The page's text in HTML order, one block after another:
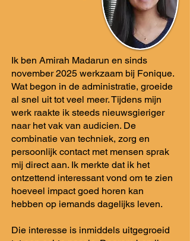
Ik ben Amirah Madarun en sinds
november 2025 werkzaam bij Fonique.
Wat begon in de administratie, groeide
al snel uit tot veel meer. Tijdens mijn
werk raakte ik steeds nieuwsgieriger
naar het vak van audicien. De
combinatie van techniek, zorg en
persoonlijk contact met mensen sprak
mij direct aan. Ik merkte dat ik het
ontzettend interessant vond om te zien
hoeveel impact goed horen kan
hebben op iemands dagelijks leven.
Die interesse is inmiddels uitgegroeid